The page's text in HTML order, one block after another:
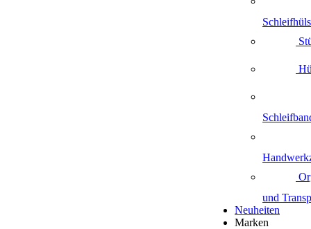
und
Neuheiten
Marken